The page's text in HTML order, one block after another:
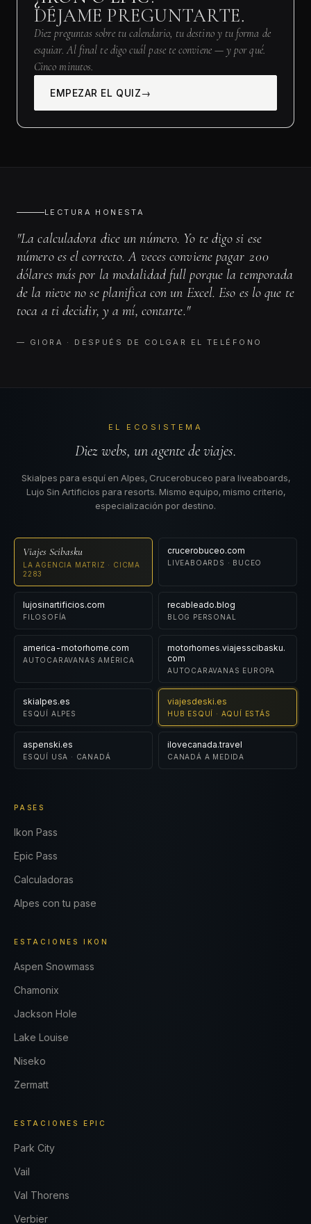
DÉJAME PREGUNTARTE.
Diez preguntas sobre tu calendario, tu destino y tu forma de
esquiar. Al final te digo cuál pase te conviene — y por qué.
Cinco minutos.
EMPEZAR EL QUIZ
LECTURA HONESTA
"La calculadora dice un número. Yo te digo si ese
número es el correcto. A veces conviene pagar 200
dólares más por la modalidad full porque la temporada
de la nieve no se planifica con un Excel. Eso es lo que te
toca a ti decidir, y a mí, contarte."
— GIORA · DESPUÉS DE COLGAR EL TELÉFONO
EL ECOSISTEMA
Diez webs, un agente de viajes.
Skialpes para esquí en Alpes, Crucerobuceo para liveaboards,
Lujo Sin Artificios para resorts. Mismo equipo, mismo criterio,
especialización por destino.
Viajes Scibasku
LA AGENCIA MATRIZ · CICMA
2283
crucerobuceo.com
LIVEABOARDS · BUCEO
lujosinartificios.com
FILOSOFÍA
recableado.blog
BLOG PERSONAL
america-motorhome.com
AUTOCARAVANAS AMÉRICA
motorhomes.viajesscibasku.
com
AUTOCARAVANAS EUROPA
skialpes.es
ESQUÍ ALPES
viajesdeski.es
HUB ESQUÍ · AQUÍ ESTÁS
aspenski.es
ESQUÍ USA · CANADÁ
ilovecanada.travel
CANADÁ A MEDIDA
PASES
Ikon Pass
Epic Pass
Calculadoras
Alpes con tu pase
ESTACIONES IKON
Aspen Snowmass
Chamonix
Jackson Hole
Lake Louise
Niseko
Zermatt
ESTACIONES EPIC
Park City
Vail
Val Thorens
Verbier